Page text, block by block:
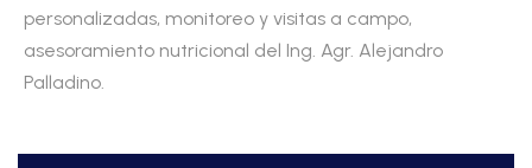
personalizadas, monitoreo y visitas a campo,
asesoramiento nutricional del Ing. Agr. Alejandro
Palladino.